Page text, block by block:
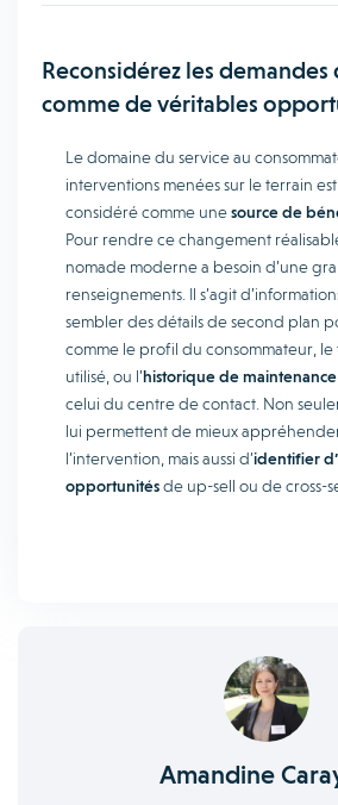
Reconsidérez les demandes
comme de véritables
Le domaine du service au
interventions menées sur le terrain
considéré comme unesource de
Pour rendre ce changement
nomade moderne a besoin d’une
renseignements. Il s’agit
sembler des détails de second plan
comme le profil du consommateur,
utilisé, ou l’historique de maintenance
celui du centre de contact. Non
lui permettent de mieux
l’intervention, mais aussi d’identifier
opportunitésde up-sell ou de cross-
Amandine